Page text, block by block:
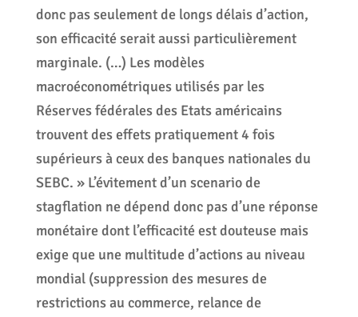
donc pas seulement de longs délais d’action,
son efficacité serait aussi particulièrement
marginale. (…) Les modèles
macroéconométriques utilisés par les
Réserves fédérales des Etats américains
trouvent des effets pratiquement 4 fois
supérieurs à ceux des banques nationales du
SEBC. » L’évitement d’un scenario de
stagflation ne dépend donc pas d’une réponse
monétaire dont l’efficacité est douteuse mais
exige que une multitude d’actions au niveau
mondial (suppression des mesures de
restrictions au commerce, relance de